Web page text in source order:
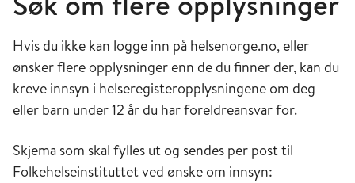
Hvis du ikke kan logge inn på helsenorge.no, eller
ønsker flere opplysninger enn de du finner der, kan du
kreve innsyn i helseregisteropplysningene om deg
eller barn under 12 år du har foreldreansvar for.
Skjema som skal fylles ut og sendes per post til
Folkehelseinstituttet ved ønske om innsyn: